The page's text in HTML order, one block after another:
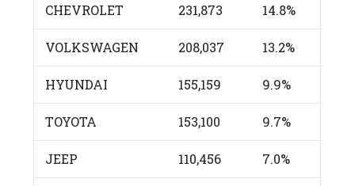
CHEVROLET 231,873 14.8%
VOLKSWAGEN 208,037 13.2%
HYUNDAI 155,159 9.9%
TOYOTA 153,100 9.7%
JEEP 110,456 7.0%